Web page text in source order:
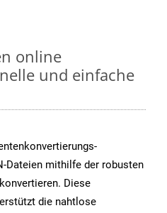
online
und einfache
Dateien mithilfe der robusten
Diese
die nahtlose